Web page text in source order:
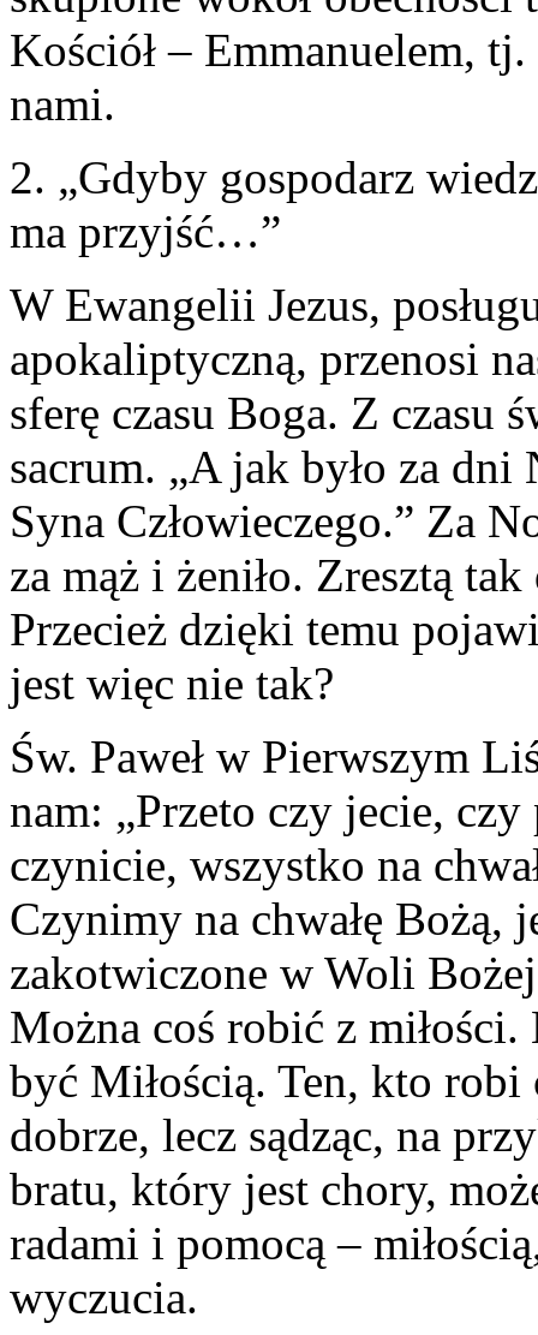
Kościół – Emmanuelem,
nami.
2. „Gdyby gospodarz
ma przyjść…”
W Ewangelii Jezus,
apokaliptyczną, przenosi
sferę czasu Boga. Z czasu
sacrum. „A jak było za
Syna Człowieczego.” Za
za mąż i żeniło. Zresztą
Przecież dzięki temu
jest więc nie tak?
Św. Paweł w Pierwszym
nam: „Przeto czy jecie,
czynicie, wszystko na
Czynimy na chwałę Bożą,
zakotwiczone w Woli
Można coś robić z
być Miłością. Ten, kto robi
dobrze, lecz sądząc, na
bratu, który jest chory,
radami i pomocą –
wyczucia.